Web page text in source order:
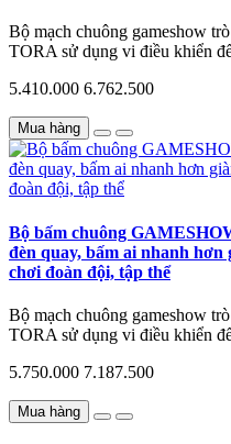
Bộ mạch chuông gameshow
TORA sử dụng vi điều khiển
5.410.000 6.762.500
Mua hàng
Bộ bấm chuông
đèn quay, bấm ai nhanh
chơi đoàn đội, tập thể
Bộ mạch chuông gameshow
TORA sử dụng vi điều khiển
5.750.000 7.187.500
Mua hàng